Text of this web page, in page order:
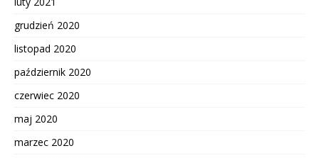
grudzień 2020
listopad 2020
październik 2020
czerwiec 2020
maj 2020
marzec 2020